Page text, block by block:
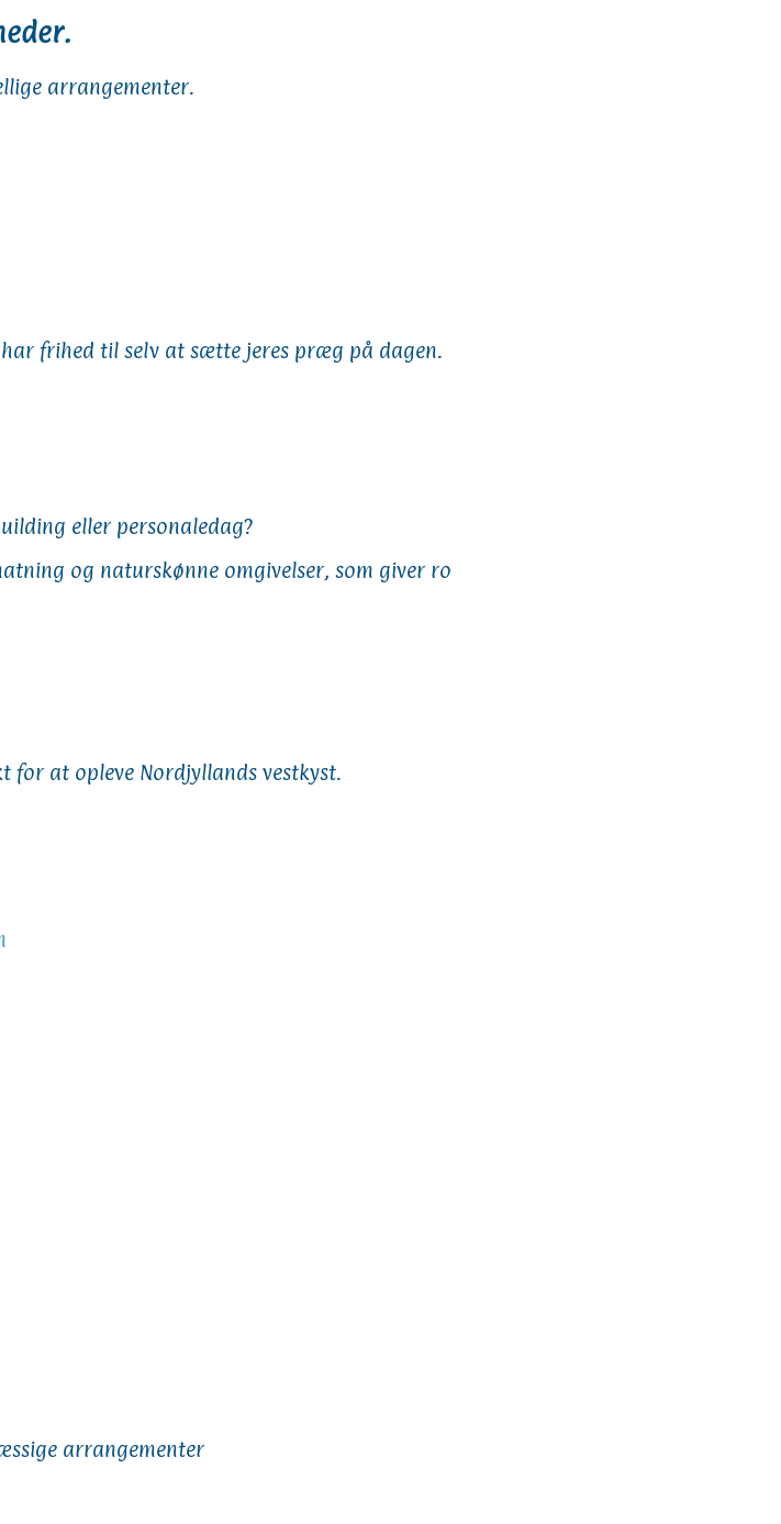
arrangementer.
frihed til selv at sætte jeres præg på dagen.
eller personaledag?
og naturskønne omgivelser, som giver ro
for at opleve Nordjyllands vestkyst.
arrangementer